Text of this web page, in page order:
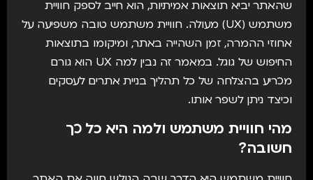
שהאתר יביא תוצאות אמיתיות, הוא חייב לספק חוויית
משתמש (UX) מעולה. חוויית משתמש טובה משפיעה על
אחוזי ההמרה, זמן השהייה באתר, ומיקומו בתוצאות
החיפוש של גוגל. במאמר זה נבין למה UX הוא גורם
מכריע בהצלחה של כל תהליך בניית אתרים לעסקים
וכיצד ניתן לשפר אותו.
מהי חוויית משתמש ולמה היא כל כך
חשובה?